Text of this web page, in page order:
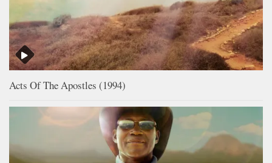
Acts Of The Apostles (1994)